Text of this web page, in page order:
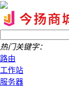
热门关键字：
路由
工作站
服务器